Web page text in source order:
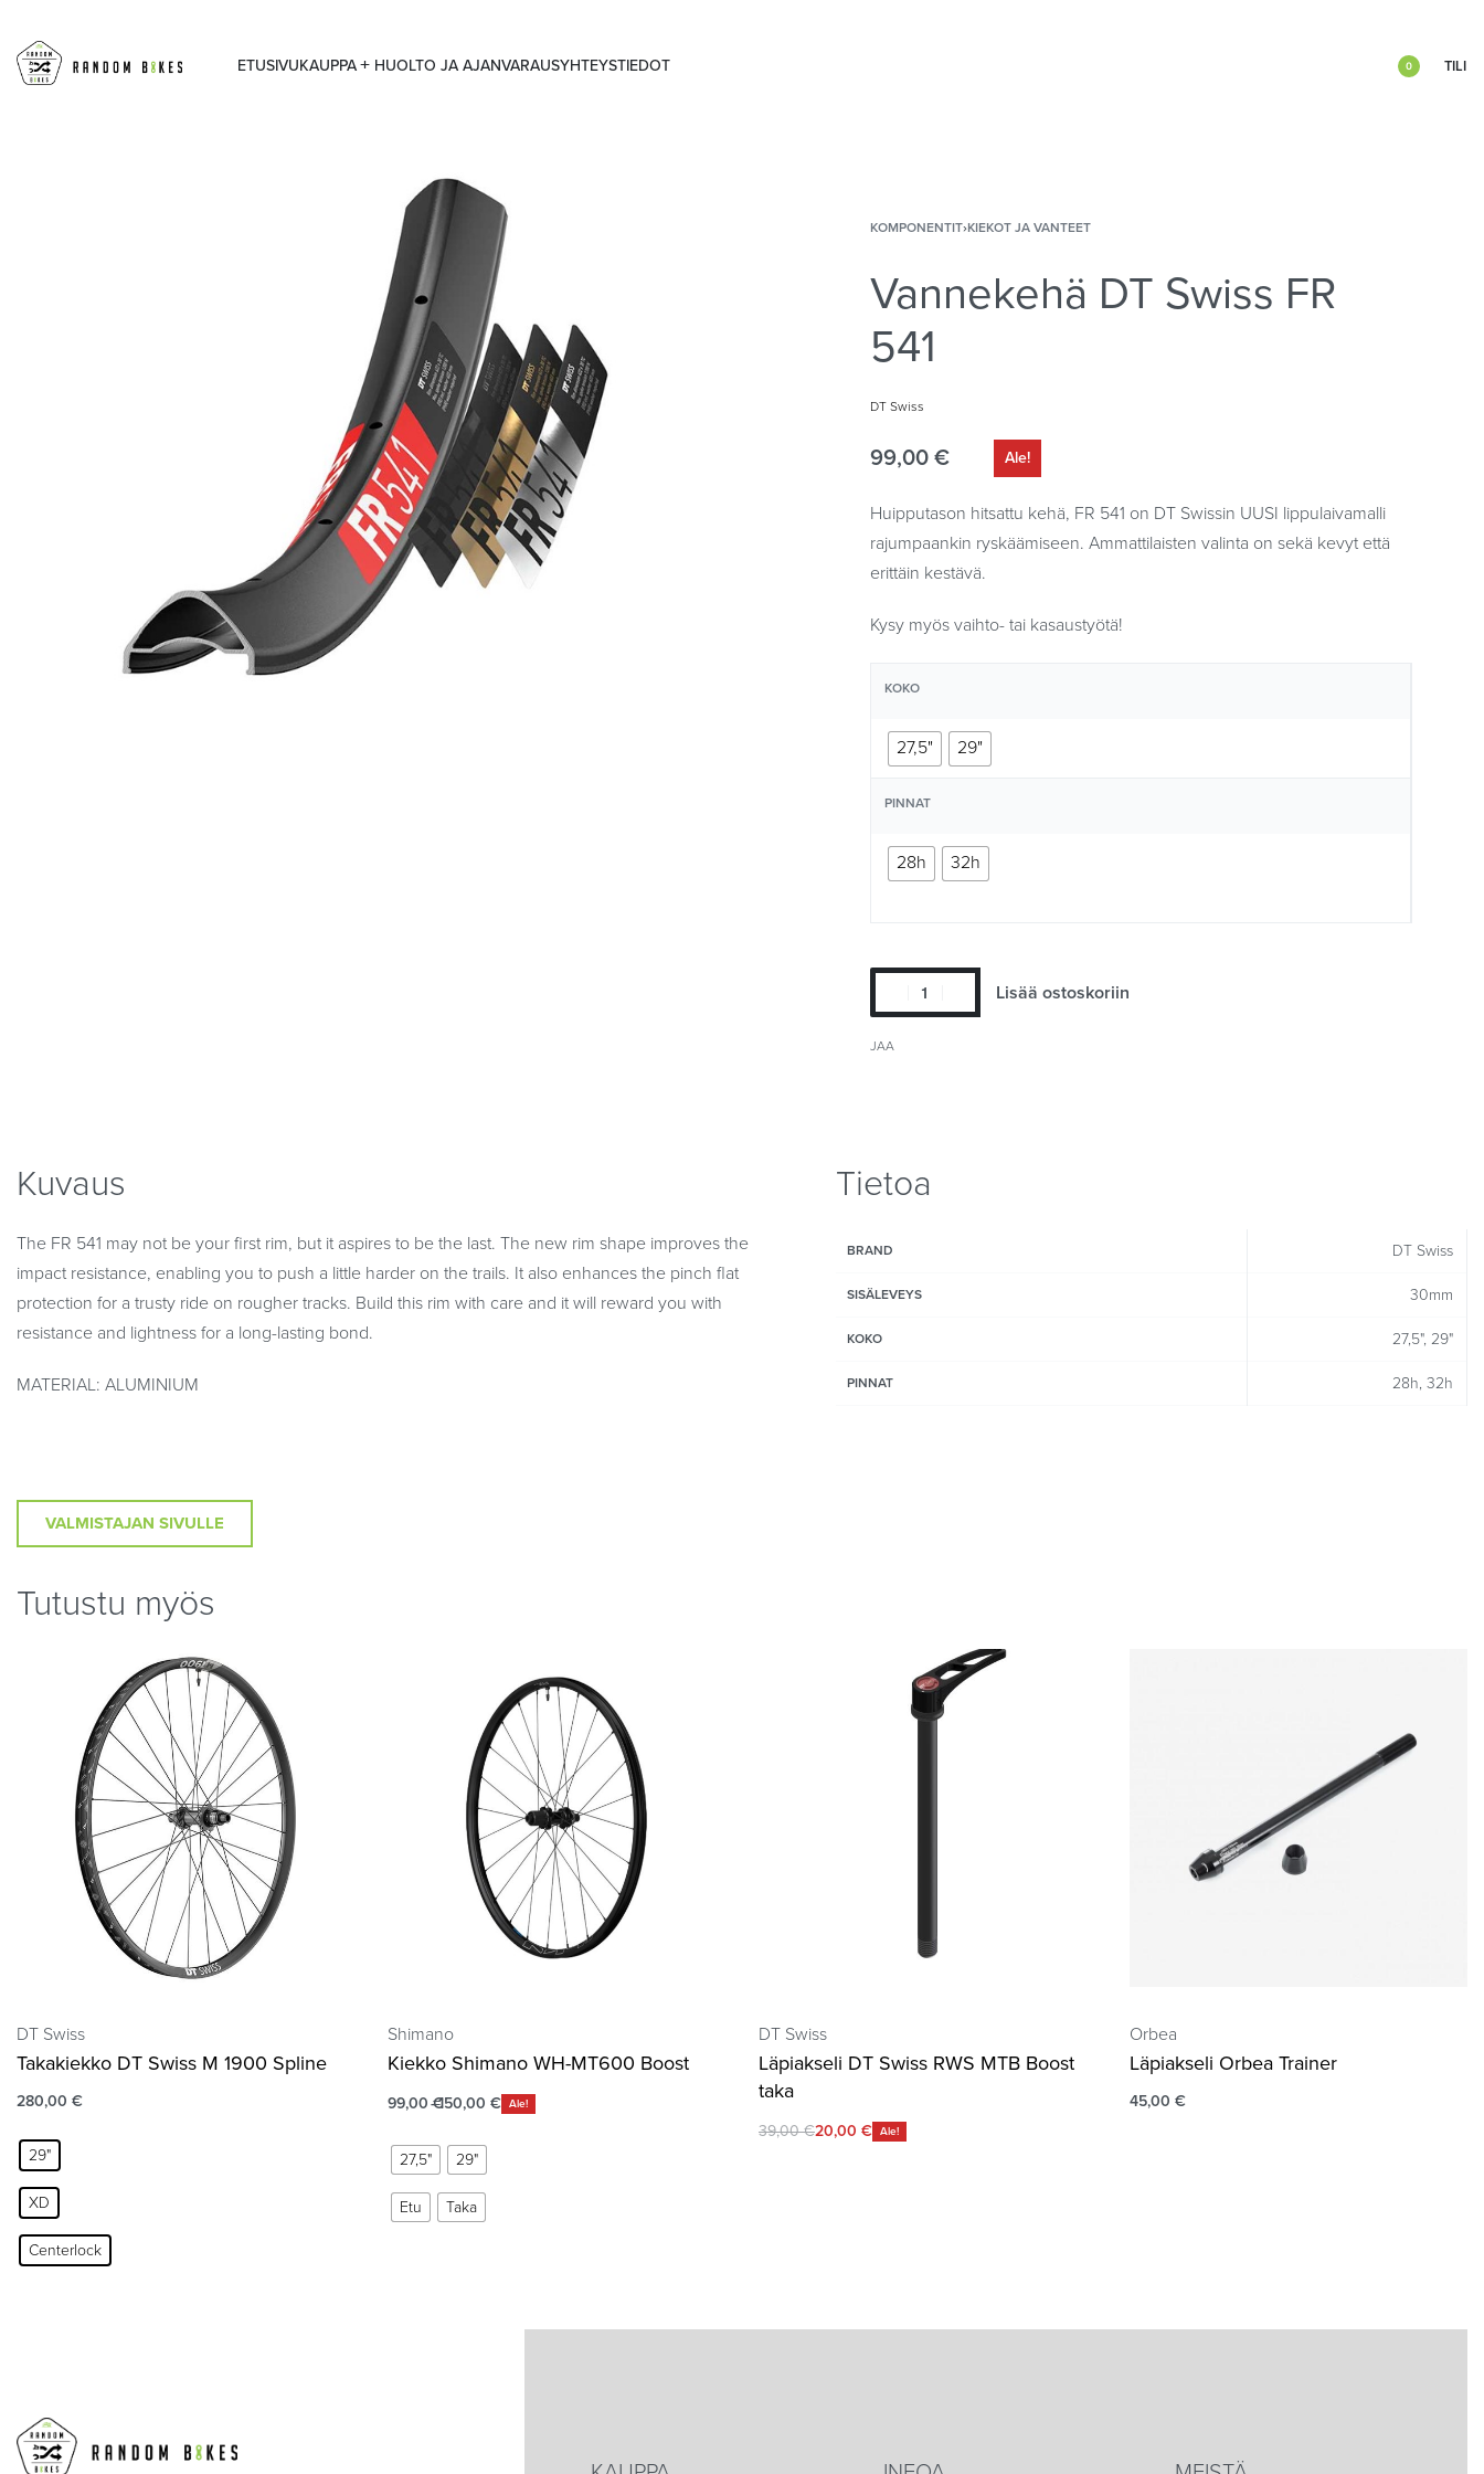
ETUSIVUKAUPPA HUOLTO JA AJANVARAUSYHTEYSTIEDOT 0 TILI
KOMPONENTIT›KIEKOT JA VANTEET
Vannekehä DT Swiss FR
541
DT Swiss
99,00 € Ale!
Huipputason hitsattu kehä, FR 541 on DT Swissin UUSI lippulaivamalli
rajumpaankin ryskäämiseen. Ammattilaisten valinta on sekä kevyt että
erittäin kestävä.
Kysy myös vaihto- tai kasaustyötä!
KOKO
27,5" 29"
PINNAT
28h 32h
Lisää ostoskoriin
JAA
Kuvaus
The FR 541 may not be your first rim, but it aspires to be the last. The new rim shape improves the
impact resistance, enabling you to push a little harder on the trails. It also enhances the pinch flat
protection for a trusty ride on rougher tracks. Build this rim with care and it will reward you with
resistance and lightness for a long-lasting bond.
MATERIAL: ALUMINIUM
Tietoa
BRAND DT Swiss
SISÄLEVEYS 30mm
KOKO 27,5", 29"
PINNAT 28h, 32h
VALMISTAJAN SIVULLE
Tutustu myös
DT Swiss
Takakiekko DT Swiss M 1900 Spline
280,00 €
29"
XD
Centerlock
Shimano
Kiekko Shimano WH-MT600 Boost
99,00€150,00 € Ale!
27,5" 29"
Etu Taka
DT Swiss
Läpiakseli DT Swiss RWS MTB Boost
taka
39,00€20,00 € Ale!
Orbea
Läpiakseli Orbea Trainer
45,00 €